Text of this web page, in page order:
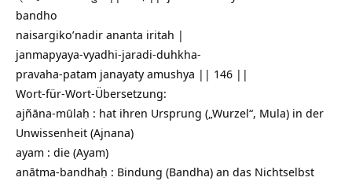
bandho
naisargiko’nadir ananta iritah |
janmapyaya-vyadhi-jaradi-duhkha-
pravaha-patam janayaty amushya || 146 ||
Wort-für-Wort-Übersetzung:
ajñāna-mūlaḥ : hat ihren Ursprung („Wurzel“, Mula) in der
Unwissenheit (Ajnana)
ayam : die (Ayam)
anātma-bandhaḥ : Bindung (Bandha) an das Nichtselbst